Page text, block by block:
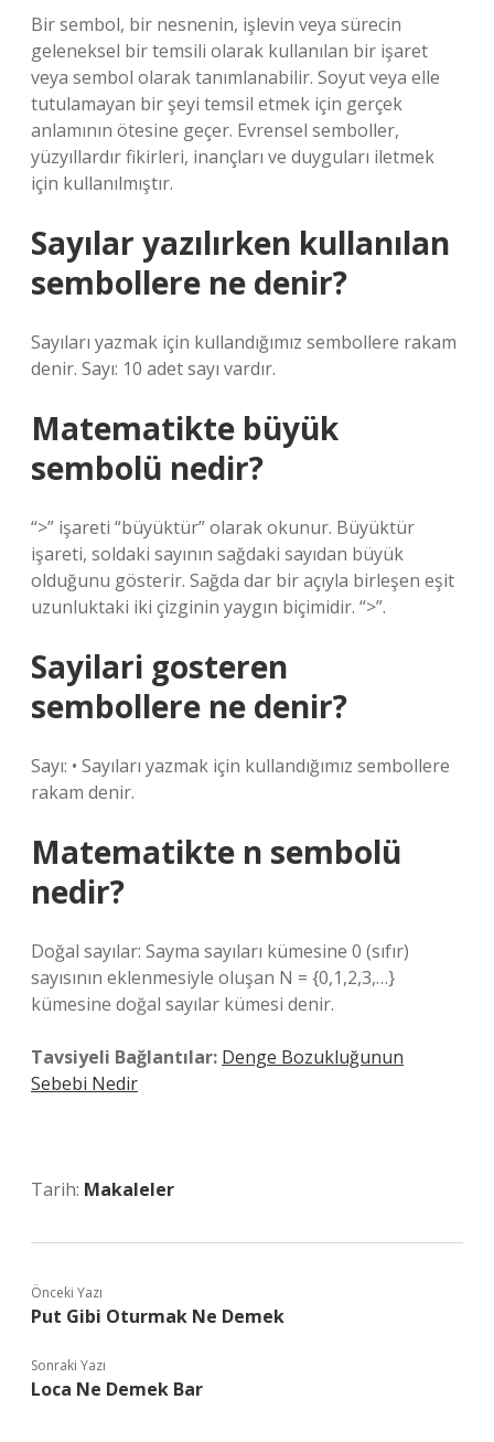
Bir sembol, bir nesnenin, işlevin veya sürecin
geleneksel bir temsili olarak kullanılan bir işaret
veya sembol olarak tanımlanabilir. Soyut veya elle
tutulamayan bir şeyi temsil etmek için gerçek
anlamının ötesine geçer. Evrensel semboller,
yüzyıllardır fikirleri, inançları ve duyguları iletmek
için kullanılmıştır.
Sayılar yazılırken kullanılan
sembollere ne denir?
Sayıları yazmak için kullandığımız sembollere rakam
denir. Sayı: 10 adet sayı vardır.
Matematikte büyük
sembolü nedir?
“>” işareti “büyüktür” olarak okunur. Büyüktür
işareti, soldaki sayının sağdaki sayıdan büyük
olduğunu gösterir. Sağda dar bir açıyla birleşen eşit
uzunluktaki iki çizginin yaygın biçimidir. “>”.
Sayilari gosteren
sembollere ne denir?
Sayı: • Sayıları yazmak için kullandığımız sembollere
rakam denir.
Matematikte n sembolü
nedir?
Doğal sayılar: Sayma sayıları kümesine 0 (sıfır)
sayısının eklenmesiyle oluşan N = {0,1,2,3,…}
kümesine doğal sayılar kümesi denir.
Tavsiyeli Bağlantılar: Denge Bozukluğunun
Sebebi Nedir
Tarih: Makaleler
Önceki Yazı
Put Gibi Oturmak Ne Demek
Sonraki Yazı
Loca Ne Demek Bar